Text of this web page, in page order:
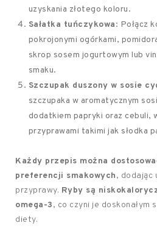
uzyskania złotego koloru.
Sałatka tuńczykowa: Połącz
pokrojonymi ogórkami,
skrop sosem jogurtowym lub
smaku.
Szczupak duszony w sosie
szczupaka w aromatycznym
dodatkiem papryki oraz cebuli,
przyprawami takimi jak słodka
Każdy przepis można
preferencji smakowych, dodając
przyprawy. Ryby są
omega-3, co czyni je doskonałym
diety.